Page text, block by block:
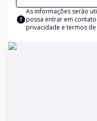
As informações serão
possa entrar em
privacidade e termos de